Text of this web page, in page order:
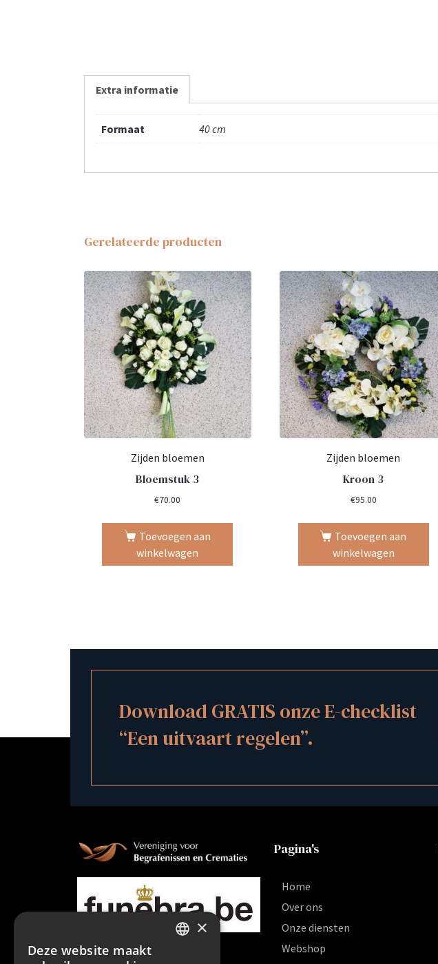
Extra informatie
Formaat 40 cm
Gerelateerde producten
Zijden bloemen
Bloemstuk 3
€70.00
Toevoegen aan
winkelwagen
Zijden bloemen
Kroon 3
€95.00
Toevoegen aan
winkelwagen
Download GRATIS onze E-checklist
“Een uitvaart regelen”.
Pagina's
Home
Over ons
Onze diensten
Webshop
×
Deze website maakt